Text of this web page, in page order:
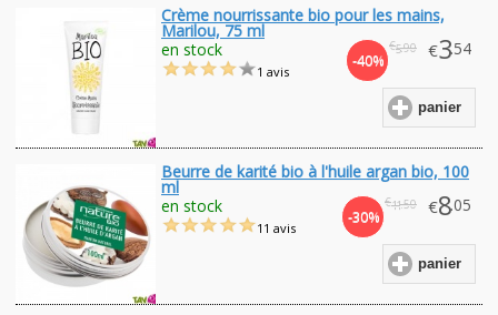
Crème nourrissante bio pour les mains,
Marilou, 75 ml
-40%
€5.90 €3.54
en stock
panier
1 avis
Beurre de karité bio à l'huile argan bio, 100
ml
-30%
€11.50 €8.05
en stock
panier
11 avis